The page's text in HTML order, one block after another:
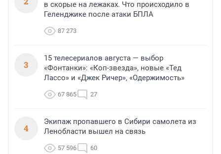
в скорые на лежаках. Что происходило в
Геленджике после атаки БПЛА
87 273
3
15 телесериалов августа — выбор
«Фонтанки»: «Коп-звезда», новые «Тед
Лассо» и «Джек Ричер», «Одержимость»
67 865 27
4
Экипаж пропавшего в Сибири самолета из
Ленобласти вышел на связь
57 596 60